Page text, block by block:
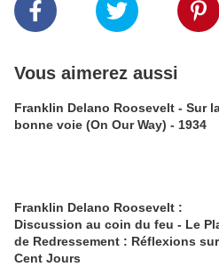
Vous aimerez aussi
Franklin Delano Roosevelt - Sur
bonne voie (On Our Way) - 1934
Franklin Delano Roosevelt :
Discussion au coin du feu - Le
de Redressement : Réflexions
Cent Jours